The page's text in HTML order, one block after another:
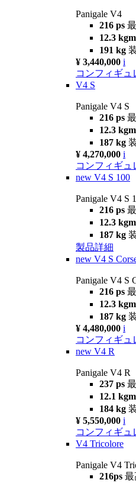
Panigale V4
216 ps
12.3 kgm
191 kg
¥ 3,440,000 i
コンフィギュ
V4 S
Panigale V4 S
216 ps
12.3 kgm
187 kg
¥ 4,270,000 i
コンフィギュ
new V4 S 100
Panigale V4 S
216 ps
12.3 kgm
187 kg
製品詳細
new V4 S
Panigale V4 S
216 ps
12.3 kgm
187 kg
¥ 4,480,000 i
コンフィギュ
new V4 R
Panigale V4 R
237 ps
12.1 kgm
184 kg
¥ 5,550,000 i
コンフィギュ
V4 Tricolore
Panigale V4
216ps 最